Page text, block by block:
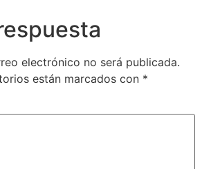
electrónico no será publicada.
están marcados con *